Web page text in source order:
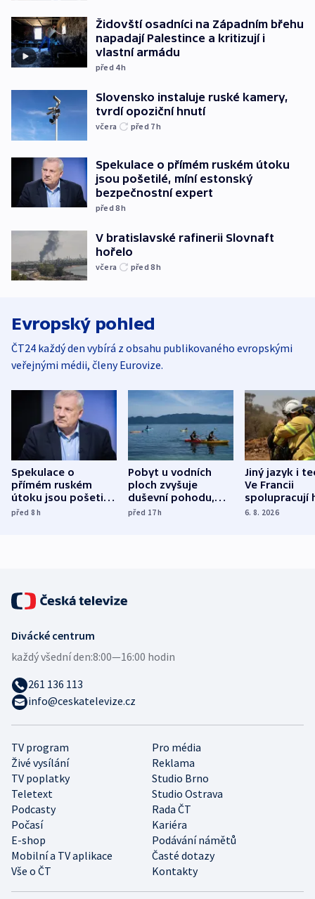
Židovští osadníci na Západním břehu
napadají Palestince a kritizují i
vlastní armádu
před 4h
Slovensko instaluje ruské kamery,
tvrdí opoziční hnutí
včera před 7h
Spekulace o přímém ruském útoku
jsou pošetilé, míní estonský
bezpečnostní expert
před 8h
V bratislavské rafinerii Slovnaft
hořelo
včera před 8h
Evropský pohled
ČT24 každý den vybírá z obsahu publikovaného evropskými
veřejnými médii, členy Eurovize.
Spekulace o
přímém ruském
útoku jsou pošetilé,
míní estonský
před 8h
Pobyt u vodních
ploch zvyšuje
duševní pohodu,
ukázala
před 17h
Jiný jazyk i
Ve Francii
spolupracují
různých zemí
6. 8. 2026
TV program
Pro média
Živé vysílání
Reklama
TV poplatky
Studio Brno
Teletext
Studio Ostrava
Podcasty
Rada ČT
Počasí
Kariéra
E-shop
Podávání námětů
Mobilní a TV aplikace
Časté dotazy
Vše o ČT
Kontakty
Divácké centrum
každý všední den:8:00—16:00 hodin
261 136 113
info@ceskatelevize.cz